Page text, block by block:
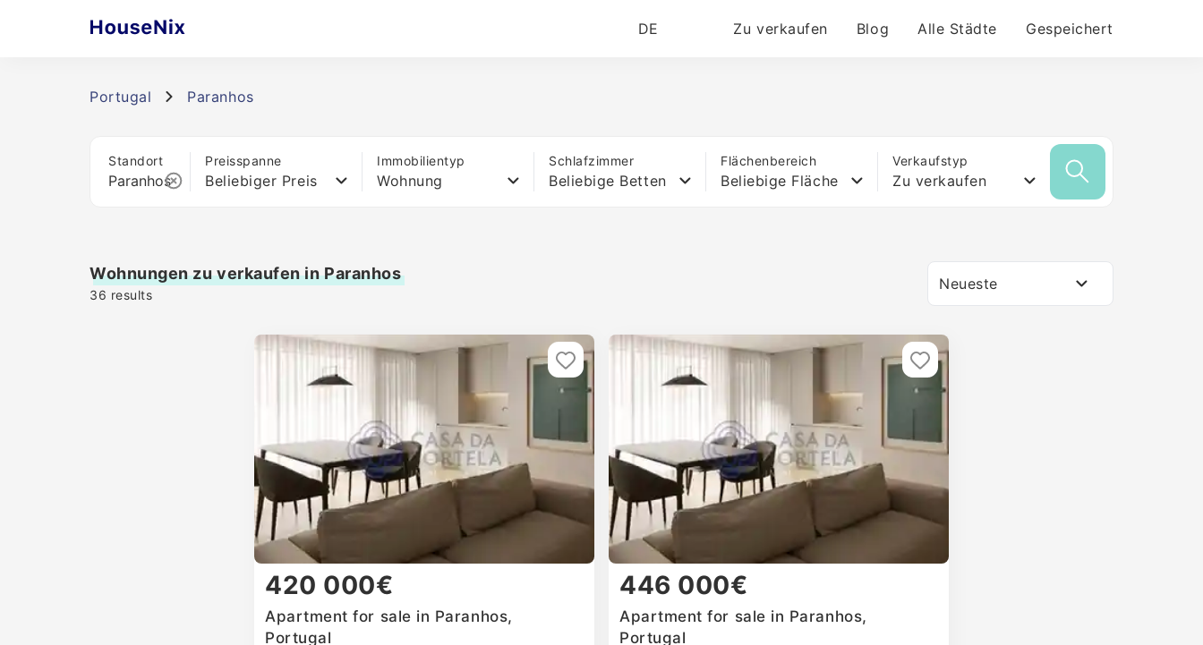
DE Zu verkaufen Blog Alle Städte Gespeichert
Portugal Paranhos
Standort Preisspanne
Beliebiger Preis
Immobilientyp
Wohnung
Schlafzimmer
Beliebige Betten
Flächenbereich
Beliebige Fläche
Verkaufstyp
Zu verkaufen
Wohnungen zu verkaufen in Paranhos
36 results
Neueste
420 000€
Apartment for sale in Paranhos,
Portugal
446 000€
Apartment for sale in Paranhos,
Portugal